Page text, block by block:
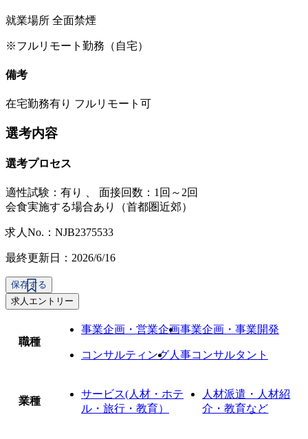
就業場所 全面禁煙
※フルリモート勤務（自宅）
備考
在宅勤務有り フルリモート可
選考内容
選考プロセス
適性試験： 有り
面接回数：1回～2回
会食実施する場合あり（首都圏近郊）
求人No.：NJB2375533
最終更新日：2026/6/16
保存する
求人エントリー
職種
事業企画・営業企画事業企画・事業開発
コンサルティング人事コンサルタント
業種
サービス(人材・ホテ
ル・旅行・教育）
人材派遣・人材紹
介・教育など